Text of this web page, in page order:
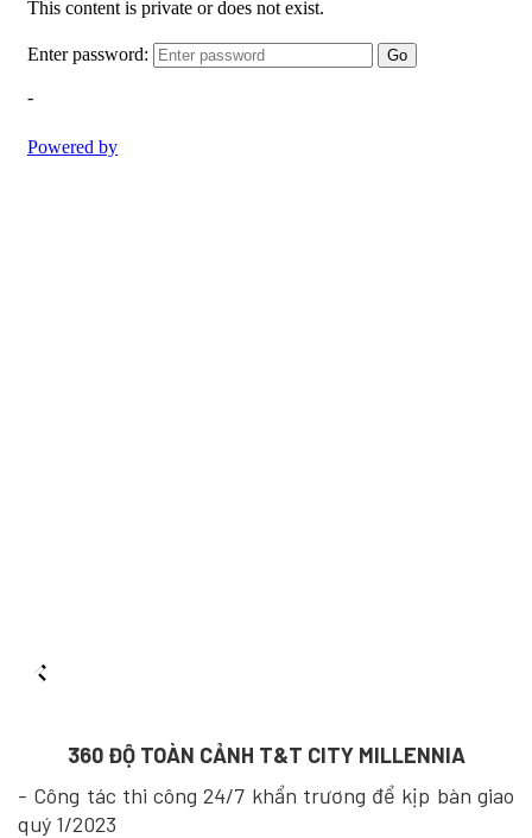
360 ĐỘ TOÀN CẢNH T&T CITY MILLENNIA
- Công tác thi công 24/7 khẩn trương để kịp bàn giao
quý 1/2023